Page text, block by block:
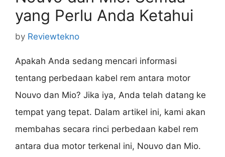
yang Perlu Anda Ketahui
by Reviewtekno
Apakah Anda sedang mencari informasi
tentang perbedaan kabel rem antara motor
Nouvo dan Mio? Jika iya, Anda telah datang ke
tempat yang tepat. Dalam artikel ini, kami akan
membahas secara rinci perbedaan kabel rem
antara dua motor terkenal ini, Nouvo dan Mio.